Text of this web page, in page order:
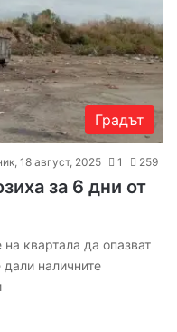
Градът
18 август, 2025 1 259
за 6 дни от
квартала да опазват
наличните